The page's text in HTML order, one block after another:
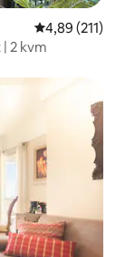
4,89 av 5 i
4,89 (211)
2 kvm